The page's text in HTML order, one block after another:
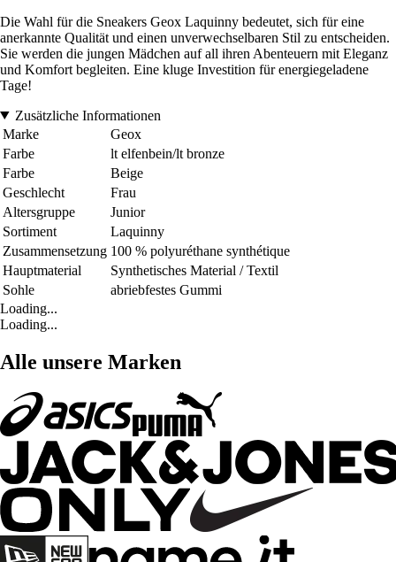
Die Wahl für die Sneakers Geox Laquinny bedeutet, sich für eine
anerkannte Qualität und einen unverwechselbaren Stil zu entscheiden.
Sie werden die jungen Mädchen auf all ihren Abenteuern mit Eleganz
und Komfort begleiten. Eine kluge Investition für energiegeladene
Tage!
Zusätzliche Informationen
Marke
Geox
Farbe
lt elfenbein/lt bronze
Farbe
Beige
Geschlecht
Frau
Altersgruppe
Junior
Sortiment
Laquinny
Zusammensetzung 100 % polyuréthane synthétique
Hauptmaterial
Synthetisches Material / Textil
Sohle
abriebfestes Gummi
Loading...
Loading...
Alle unsere Marken